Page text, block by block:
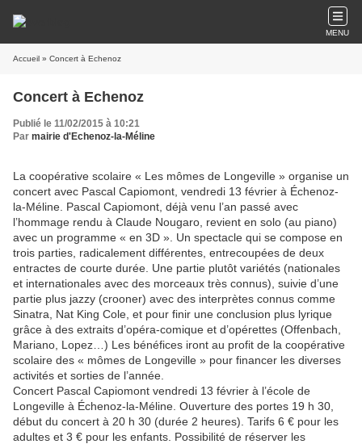
MENU
Accueil » Concert à Echenoz
Concert à Echenoz
Publié le 11/02/2015 à 10:21
Par mairie d'Echenoz-la-Méline
La coopérative scolaire « Les mômes de Longeville » organise un
concert avec Pascal Capiomont, vendredi 13 février à Échenoz-
la-Méline. Pascal Capiomont, déjà venu l’an passé avec
l’hommage rendu à Claude Nougaro, revient en solo (au piano)
avec un programme « en 3D ». Un spectacle qui se compose en
trois parties, radicalement différentes, entrecoupées de deux
entractes de courte durée. Une partie plutôt variétés (nationales
et internationales avec des morceaux très connus), suivie d’une
partie plus jazzy (crooner) avec des interprètes connus comme
Sinatra, Nat King Cole, et pour finir une conclusion plus lyrique
grâce à des extraits d’opéra-comique et d’opérettes (Offenbach,
Mariano, Lopez…) Les bénéfices iront au profit de la coopérative
scolaire des « mômes de Longeville » pour financer les diverses
activités et sorties de l’année.
Concert Pascal Capiomont vendredi 13 février à l’école de
Longeville à Échenoz-la-Méline. Ouverture des portes 19 h 30,
début du concert à 20 h 30 (durée 2 heures). Tarifs 6 € pour les
adultes et 3 € pour les enfants. Possibilité de réserver les